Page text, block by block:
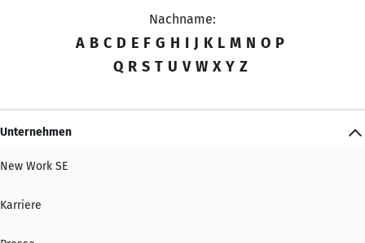
Nachname:
A B C D E F G H I J K L M N O P
Q R S T U V W X Y Z
Unternehmen
New Work SE
Karriere